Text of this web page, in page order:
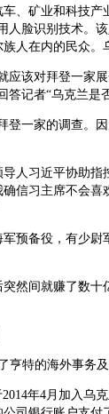
、矿业和科技
人脸识别技术。
人在内的民众。
应该对拜登一家
记者“乌克兰是
登一家的调查。
人习近平协助
确信习主席不会
预备役，有少
然间就赚了数十
亨特的海外事务
年4月加入乌